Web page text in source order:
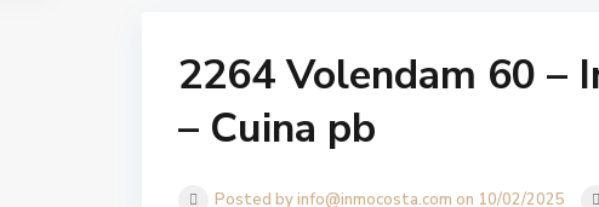
2264 Volendam 60 –
– Cuina pb
Posted by info@inmocosta.com on 10/02/2025